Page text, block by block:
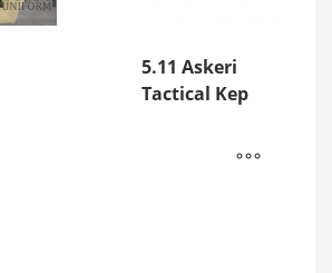
5.11 Askeri
Tactical Kep